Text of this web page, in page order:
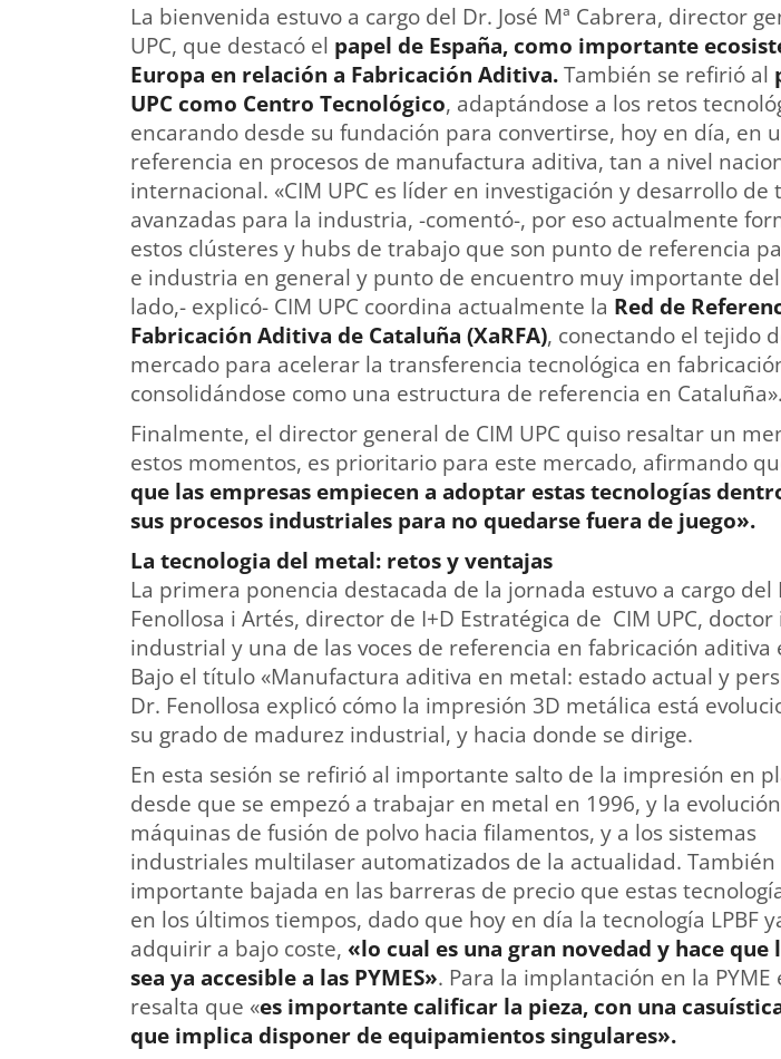
La bienvenida estuvo a cargo del Dr. José Mª Cabrera, director
UPC, que destacó el papel de España, como importante
Europa en relación a Fabricación Aditiva.También se refirió al
UPC como Centro Tecnológico, adaptándose a los retos
encarando desde su fundación para convertirse, hoy en día, en
referencia en procesos de manufactura aditiva, tan a nivel
internacional. «CIM UPC es líder en investigación y desarrollo de
avanzadas para la industria, -comentó-, por eso actualmente
estos clústeres y hubs de trabajo que son punto de referencia
e industria en general y punto de encuentro muy importante
lado,- explicó- CIM UPC coordina actualmente la Red de
Fabricación Aditiva de Cataluña (XaRFA), conectando el tejido
mercado para acelerar la transferencia tecnológica en
consolidándose como una estructura de referencia en Cataluña».
Finalmente, el director general de CIM UPC quiso resaltar un
estos momentos, es prioritario para este mercado, afirmando
que las empresas empiecen a adoptar estas tecnologías
sus procesos industriales para no quedarse fuera de juego».
La tecnologia del metal: retos y ventajas
La primera ponencia destacada de la jornada estuvo a cargo del
Fenollosa i Artés, director de I+D Estratégica de CIM UPC,
industrial y una de las voces de referencia en fabricación aditiva
Bajo el título «Manufactura aditiva en metal: estado actual y
Dr. Fenollosa explicó cómo la impresión 3D metálica está
su grado de madurez industrial, y hacia donde se dirige.
En esta sesión se refirió al importante salto de la impresión en
desde que se empezó a trabajar en metal en 1996, y la
máquinas de fusión de polvo hacia filamentos, y a los sistemas
industriales multilaser automatizados de la actualidad. También
importante bajada en las barreras de precio que estas
en los últimos tiempos, dado que hoy en día la tecnología LPBF
adquirir a bajo coste, «lo cual es una gran novedad y hace que
sea ya accesible a las PYMES». Para la implantación en la PYME
resalta que «es importante calificar la pieza, con una
que implica disponer de equipamientos singulares».